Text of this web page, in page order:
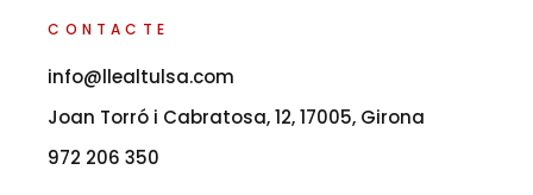
CONTACTE
info@llealtulsa.com
Joan Torró i Cabratosa, 12, 17005, Girona
972 206 350